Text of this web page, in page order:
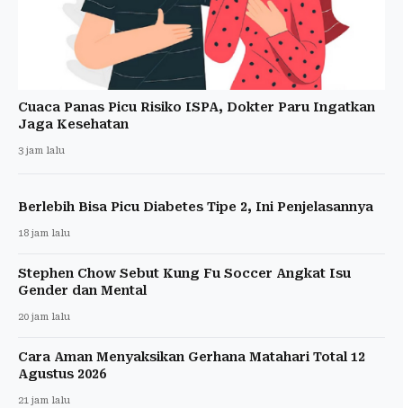
Cuaca Panas Picu Risiko ISPA, Dokter Paru Ingatkan
Jaga Kesehatan
3 jam lalu
Berlebih Bisa Picu Diabetes Tipe 2, Ini Penjelasannya
18 jam lalu
Stephen Chow Sebut Kung Fu Soccer Angkat Isu
Gender dan Mental
20 jam lalu
Cara Aman Menyaksikan Gerhana Matahari Total 12
Agustus 2026
21 jam lalu